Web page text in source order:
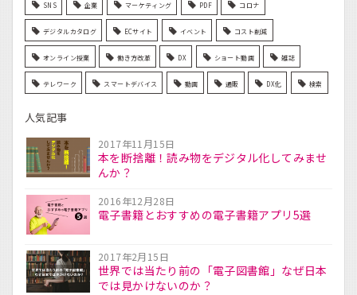
SNS 企業 マーケティング PDF コロナ
デジタルカタログ ECサイト イベント コスト削減
オンライン授業 働き方改革 DX ショート動画 雑誌
テレワーク スマートデバイス 動画 通販 DX化 検索
人気記事
2017年11月15日
本を断捨離！読み物をデジタル化してみませ
んか？
2016年12月28日
電子書籍とおすすめの電子書籍アプリ5選
2017年2月15日
世界では当たり前の「電子図書館」なぜ日本
では見かけないのか？